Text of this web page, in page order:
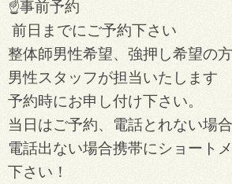
☝️事前予約
前日までにご予約下さい
整体師男性希望、強押し希望の
男性スタッフが担当いたします
予約時にお申し付け下さい。
当日はご予約、電話とれない場
電話出ない場合携帯にショート
下さい！